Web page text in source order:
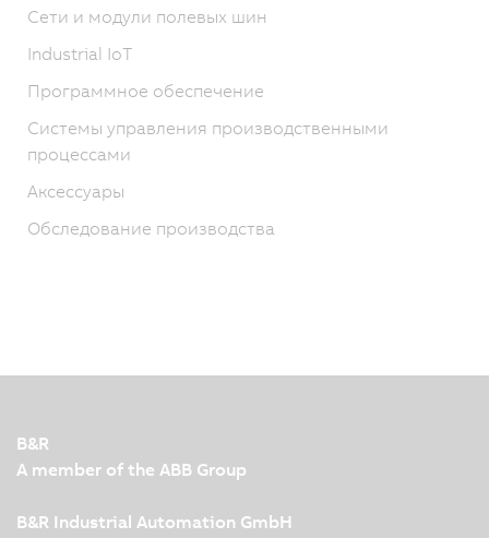
Сети и модули полевых шин
Industrial IoT
Программное обеспечение
Системы управления производственными
процессами
Аксессуары
Обследование производства
B&R
A member of the ABB Group
B&R Industrial Automation GmbH